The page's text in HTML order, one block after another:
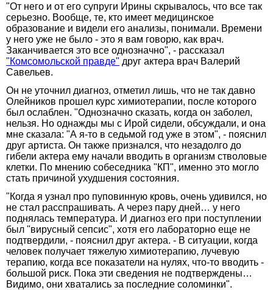
"От него и от его супруги Ирины скрывалось, что все так
серьезно. Вообще, те, кто имеет медицинское
образование и видели его анализы, понимали. Времени
у него уже не было - это я вам говорю, как врач.
Заканчивается это все однозначно", - рассказал
"Комсомольской правде" друг актера врач Валерий
Савельев.
Он не уточнил диагноз, отметил лишь, что не так давно
Олейников прошел курс химиотерапии, после которого
был ослаблен. "Однозначно сказать, когда он заболел,
нельзя. Но однажды мы с Ирой сидели, обсуждали, и она
мне сказала: "А я-то в седьмой год уже в этом", - пояснил
друг артиста. Он также признался, что незадолго до
гибели актера ему начали вводить в организм стволовые
клетки. По мнению собеседника "КП", именно это могло
стать причиной ухудшения состояния.
"Когда я узнал про пуповинную кровь, очень удивился, но
не стал расспрашивать. А через пару дней… у него
поднялась температура. И диагноз его при поступлении
был "вирусный сепсис", хотя его лабораторно еще не
подтвердили, - пояснил друг актера. - В ситуации, когда
человек получает тяжелую химиотерапию, лучевую
терапию, когда все показатели на нулях, что-то вводить -
большой риск. Пока эти сведения не подтверждены…
Видимо, они хватались за последние соломинки".